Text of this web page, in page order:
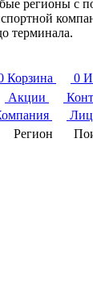
регионы с
терминала.
Корзина 0
Акции
Регион